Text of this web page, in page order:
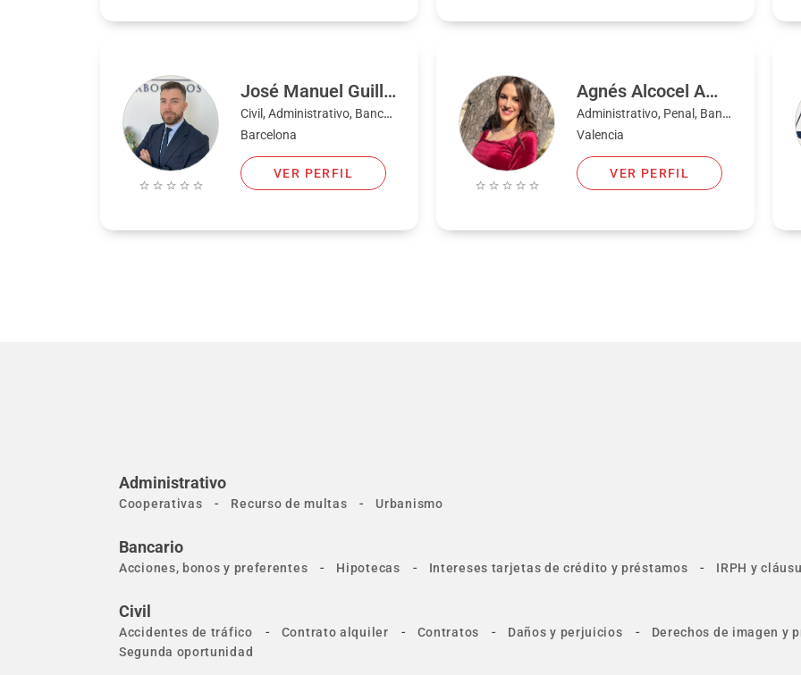
José Manuel Guilló Buendía
Civil, Administrativo, Bancario, Familia, Fiscal, Penal
Barcelona
VER PERFIL
Agnés Alcocel Amat
Administrativo, Penal, Bancario, Civil, Familia, Laboral, Extranjería y nacionalidad
Valencia
VER PERFIL
Administrativo
Cooperativas - Recurso de multas - Urbanismo
Bancario
Acciones, bonos y preferentes - Hipotecas - Intereses tarjetas de crédito y préstamos - IRPH y
Civil
Accidentes de tráfico - Contrato alquiler - Contratos - Daños y perjuicios -
Derechos de imagen y
Segunda oportunidad